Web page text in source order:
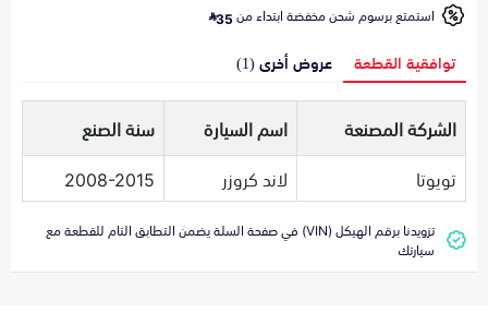
استمتع برسوم شحن مخفضة ابتداء من35
توافقية القطعة عروض أخرى (1)
الشركة المصنعة اسم السيارة
سنة الصنع
تويوتا
لاند كروزر 2008-2015
تزويدنا برقم الهيكل (VIN) في صفحة السلة يضمن التطابق التام للقطعة مع
سيارتك